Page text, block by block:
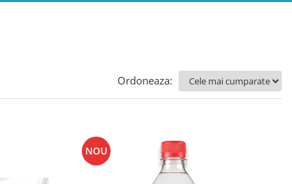
Ordoneaza:
NOU